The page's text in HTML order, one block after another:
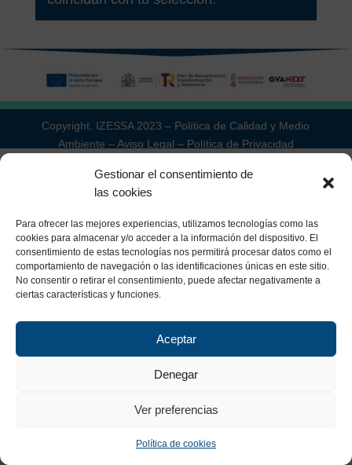
Gestionar el consentimiento de
las cookies
Para ofrecer las mejores experiencias, utilizamos tecnologías como las
cookies para almacenar y/o acceder a la información del dispositivo. El
consentimiento de estas tecnologías nos permitirá procesar datos como el
comportamiento de navegación o las identificaciones únicas en este sitio.
No consentir o retirar el consentimiento, puede afectar negativamente a
ciertas características y funciones.
Aceptar
Denegar
Ver preferencias
Política de cookies
Copyright. IZESSA 2023 – Política de Calidad y Medio
Ambiente –Aviso Legal – Política de Privacidad